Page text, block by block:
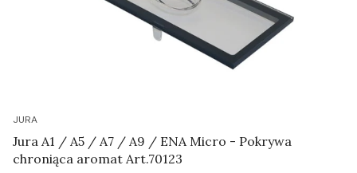
JURA
Jura A1 / A5 / A7 / A9 / ENA Micro - Pokrywa
chroniąca aromat Art.70123